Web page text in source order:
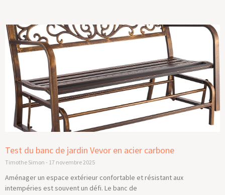
Test du banc de jardin Vevor en acier carbone
Timothe Simon 17 novembre 2025
Aménager un espace extérieur confortable et résistant aux
intempéries est souvent un défi. Le banc de